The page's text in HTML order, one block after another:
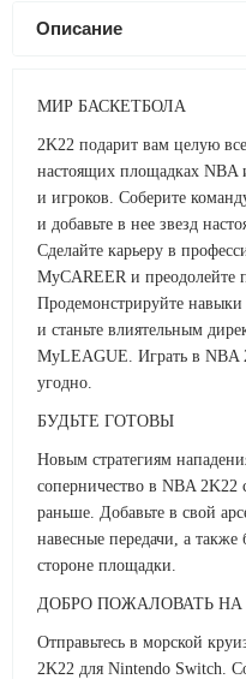
Описание
МИР БАСКЕТБОЛА
2K22 подарит вам целую
настоящих площадках NBA
и игроков. Соберите
и добавьте в нее звезд
Сделайте карьеру в
MyCAREER и преодолейте
Продемонстрируйте
и станьте влиятельным
MyLEAGUE. Играть в NBA
угодно.
БУДЬТЕ ГОТОВЫ
Новым стратегиям
соперничество в NBA
раньше. Добавьте в свой
навесные передачи, а
стороне площадки.
ДОБРО ПОЖАЛОВАТЬ НА
Отправьтесь в морской
2K22 для Nintendo Switch.